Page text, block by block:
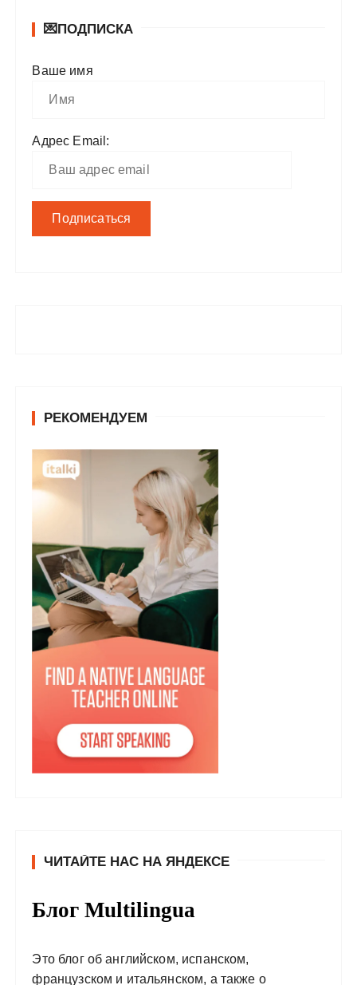
💌ПОДПИСКА
Ваше имя
Адрес Email:
РЕКОМЕНДУЕМ
ЧИТАЙТЕ НАС НА ЯНДЕКСЕ
Блог Multilingua
Это блог об английском, испанском,
французском и итальянском, а также о